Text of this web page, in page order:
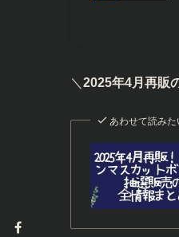
＼ 2025年4月再販
あわせて読みた